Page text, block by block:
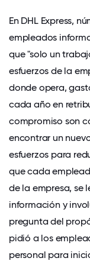
En DHL Express,
empleados
que "solo un
esfuerzos de la
donde opera,
cada año en
compromiso son
encontrar un
esfuerzos para
que cada
de la empresa, se
información y
pregunta del
pidió a los
personal para